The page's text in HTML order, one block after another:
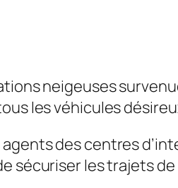
neigeuses
les véhicules
agents des centres
sécuriser les trajets de